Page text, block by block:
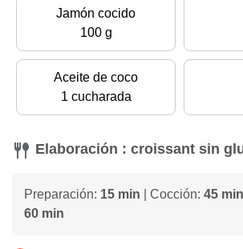
Jamón cocido
100 g
Aceite de coco
1 cucharada
Elaboración : croissant sin
Preparación: 15 min | Cocción: 45 min
60 min